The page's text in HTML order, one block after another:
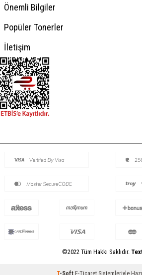
Önemli Bilgiler
Popüler Tonerler
İletişim
©2022 Tüm Hakkı Saklıdır.
T-Soft E-TicaretSistemleriyle